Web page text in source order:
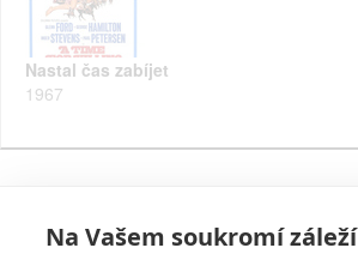
Nastal čas zabíjet
1967
Na Vašem soukromí záleží